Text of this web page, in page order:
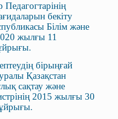
бекіту
Білім және
жылғы 11
бірыңғай
Қазақстан
сақтау және
2015 жылғы 30